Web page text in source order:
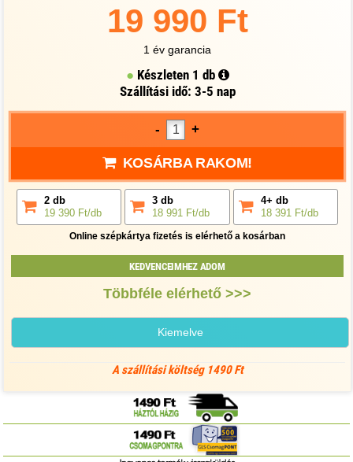
19 990 Ft
1 év garancia
Készleten 1 db
Szállítási idő: 3-5 nap
- +
KOSÁRBA RAKOM!
2 db
19 390 Ft/db
3 db
18 991 Ft/db
4+ db
18 391 Ft/db
Online szépkártya fizetés is elérhető a kosárban
KEDVENCEIMHEZ ADOM
Többféle elérhető >>>
Kiemelve
A szállítási költség 1490 Ft